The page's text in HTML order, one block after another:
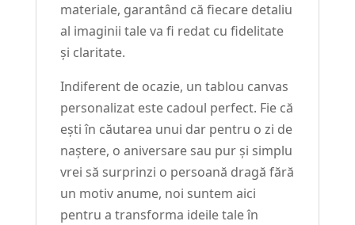
materiale, garantând că fiecare detaliu
al imaginii tale va fi redat cu fidelitate
și claritate.
Indiferent de ocazie, un tablou canvas
personalizat este cadoul perfect. Fie că
ești în căutarea unui dar pentru o zi de
naștere, o aniversare sau pur și simplu
vrei să surprinzi o persoană dragă fără
un motiv anume, noi suntem aici
pentru a transforma ideile tale în